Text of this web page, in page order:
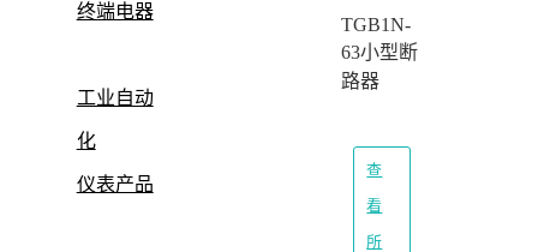
终端电器
工业自动
化
仪表产品
TGB1N-
63小型断
路器
查
看
所